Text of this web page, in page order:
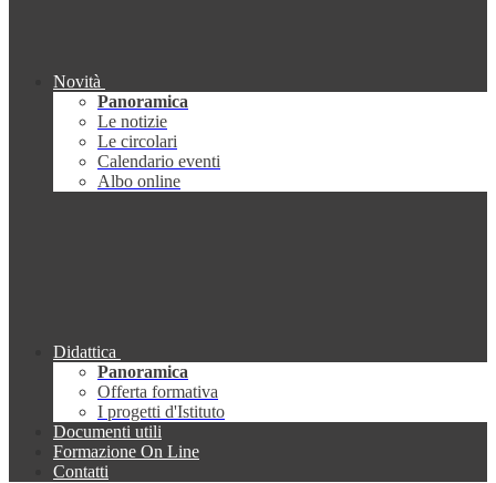
Novità
Panoramica
Le notizie
Le circolari
Calendario eventi
Albo online
Didattica
Panoramica
Offerta formativa
I progetti d'Istituto
Documenti utili
Formazione On Line
Contatti